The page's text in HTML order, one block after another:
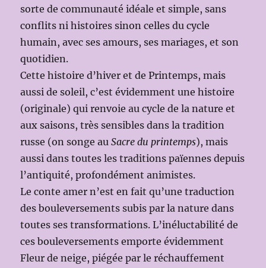
sorte de communauté idéale et simple, sans
conflits ni histoires sinon celles du cycle
humain, avec ses amours, ses mariages, et son
quotidien.
Cette histoire d’hiver et de Printemps, mais
aussi de soleil, c’est évidemment une histoire
(originale) qui renvoie au cycle de la nature et
aux saisons, très sensibles dans la tradition
russe (on songe auSacre du printemps), mais
aussi dans toutes les traditions païennes depuis
l’antiquité, profondément animistes.
Le conte amer n’est en fait qu’une traduction
des bouleversements subis par la nature dans
toutes ses transformations. L’inéluctabilité de
ces bouleversements emporte évidemment
Fleur de neige, piégée par le réchauffement